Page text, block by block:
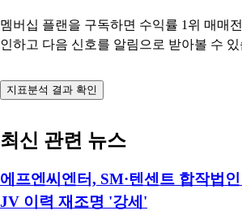
멤버십 플랜을 구독하면 수익률 1위 매매
인하고 다음 신호를 알림으로 받아볼 수
지표분석 결과 확인
최신 관련 뉴스
에프엔씨엔터, SM·텐센트 합작법
JV 이력 재조명 '강세'